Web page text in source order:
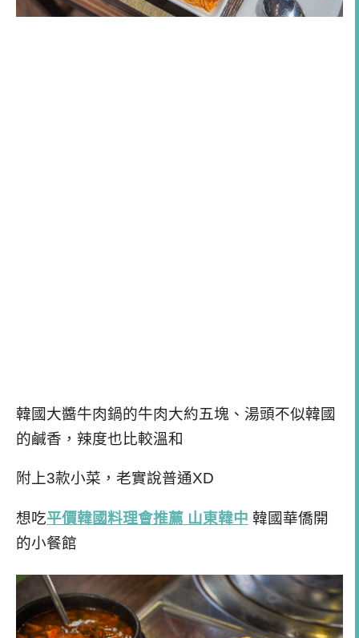
韓國大醬牛肉鍋的牛肉大約五塊、湯頭不似韓國
的鹹香，辣度也比較溫和
附上3款小菜，老實說普通XD
想吃平價韓國料理會推薦 山東韓中 韓國華僑開
的小餐館